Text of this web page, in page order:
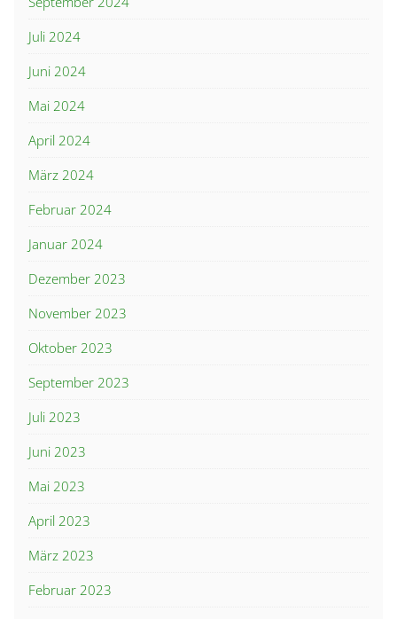
Juli 2024
Juni 2024
Mai 2024
April 2024
März 2024
Februar 2024
Januar 2024
Dezember 2023
November 2023
Oktober 2023
September 2023
Juli 2023
Juni 2023
Mai 2023
April 2023
März 2023
Februar 2023